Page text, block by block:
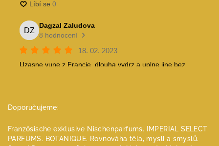
Doporučujeme:
Französische exklusive Nischenparfums.
IMPERIAL SELECT
PARFUMS. BOTANIQUE. Rovnováha těla, mysli a smyslů.